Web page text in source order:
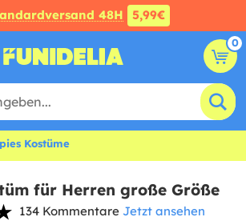
48H 5,99€
0
Kostüme
für Herren große Größe
134 Kommentare Jetzt ansehen